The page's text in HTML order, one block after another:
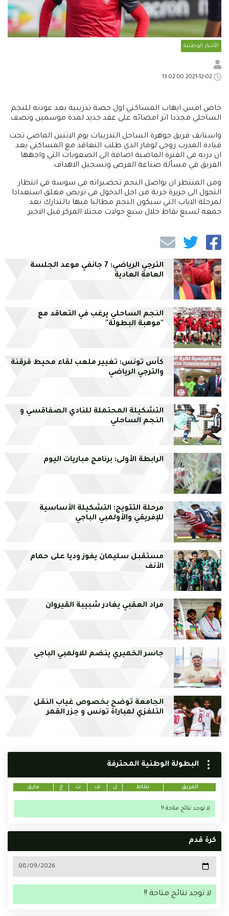
الأخبار الوطنية
خاض امس ايهاب المساكني اول حصة تدريبية بعد عودته للنجم
الساحلي مجددا اثر امضائه على عقد جديد لمدة موسمين ونصف.
واستانف فريق جوهرة الساحل التدريبات يوم الاثنين الماضي تحت
قيادة المدرب روجي لومار الذي طلب التعاقد مع المساكني بعد
ان دربه في الفترة الماضية اضافة الى الصعوبات التي واجهها
الفريق في مسألة صناعة الفرص وتسجيل الاهداف.
ومن المنتظر ان يواصل النجم تحضيراته في سوسة في انتظار
التحول الى جزيرة جربة من اجل الدخول في تربص مغلق استعدادا
لمرحلة الاياب التي سيكون النجم مطالبا فيها بالتدارك بعد
جمعه لسبع نقاط خلال سبع جولات محتلا المركز قبل الاخير.
الترجي الرياضي: 7 جانفي موعد الجلسة
العامة العادية
النجم الساحلي يرغب في التعاقد مع
"موهبة البطولة"
كأس تونس: تغيير ملعب لقاء محيط قرقنة
والترجي الرياضي
التشكيلة المحتملة للنادي الصفاقسي و
النجم الساحلي
الرابطة الأولى: برنامج مباريات اليوم
مرحلة التتويج: التشكيلة الأساسية
للإفريقي والأولمبي الباجي
مستقبل سليمان يفوز وديا على حمام
الأنف
مراد العقبي يغادر شبيبة القيروان
جاسر الخميري ينضم للاولمبي الباجي
الجامعة توضح بخصوص غياب النقل
التلفزي لمباراة تونس و جزر القمر
البطولة الوطنية المحترفة
الفريق نقاط ل ف ت خ فارق
لا توجد نتائج متاحة !!
كرة قدم
لا توجد نتائج متاحة !!